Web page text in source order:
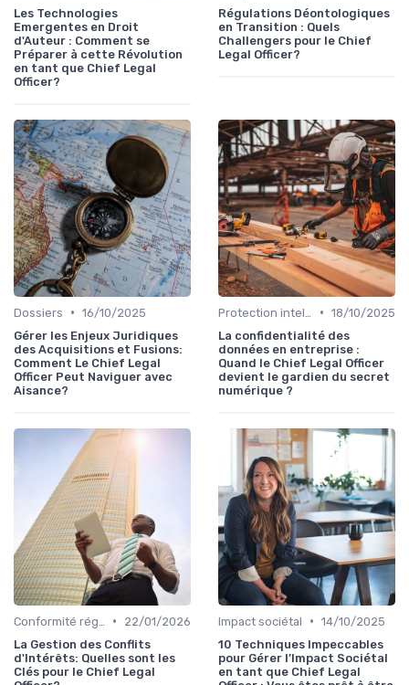
Les Technologies
Emergentes en Droit
d'Auteur : Comment se
Préparer à cette Révolution
en tant que Chief Legal
Officer?
Régulations Déontologiques
en Transition : Quels
Challengers pour le Chief
Legal Officer?
Dossiers • 16/10/2025
Gérer les Enjeux Juridiques
des Acquisitions et Fusions:
Comment Le Chief Legal
Officer Peut Naviguer avec
Aisance?
• 18/10/2025
La confidentialité des
données en entreprise :
Quand le Chief Legal Officer
devient le gardien du secret
numérique ?
•
22/01/2026
La Gestion des Conflits
d'Intérêts: Quelles sont les
Clés pour le Chief Legal
Impact sociétal • 14/10/2025
10 Techniques Impeccables
pour Gérer l’Impact Sociétal
en tant que Chief Legal